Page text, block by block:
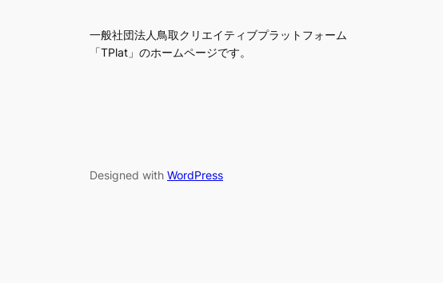
一般社団法人鳥取クリエイティブプラットフォーム
「TPlat」のホームページです。
Designed with WordPress